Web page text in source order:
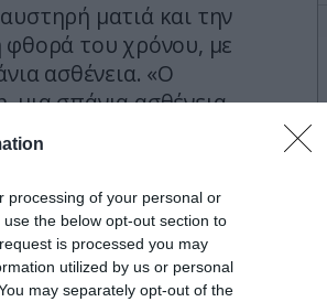
processing of your personal or
the below opt-out section to
is processed you may
utilized by us or personal
may separately opt-out of the
ματιά και την
φθορά του χρόνου, με
ασθένεια. «Ο
σπάνια ασθένεια
ινίδια
αναφέρουν διεθνή